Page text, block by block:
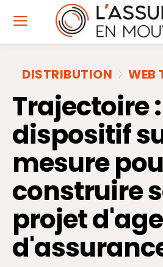
DISTRIBUTION WEB
Trajectoire
dispositif
mesure
construire
projet